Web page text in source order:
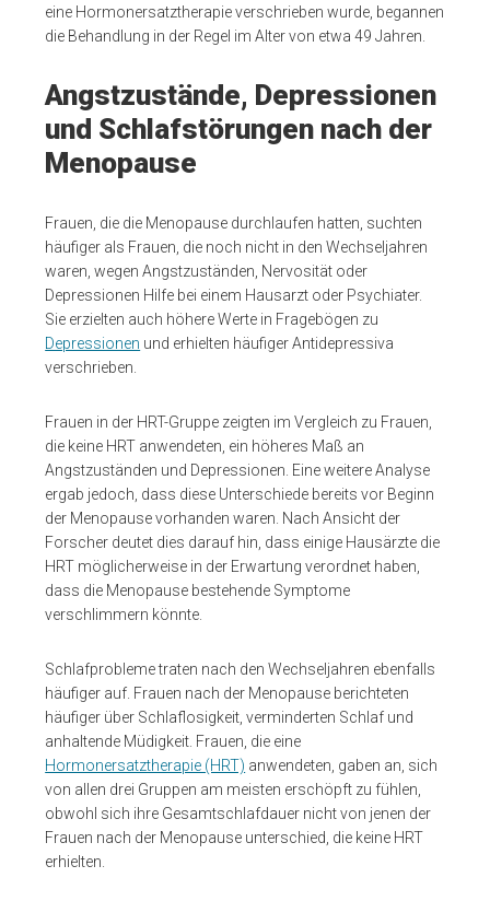
eine Hormonersatztherapie verschrieben wurde, begannen
die Behandlung in der Regel im Alter von etwa 49 Jahren.
Angstzustände, Depressionen
und Schlafstörungen nach der
Menopause
Frauen, die die Menopause durchlaufen hatten, suchten
häufiger als Frauen, die noch nicht in den Wechseljahren
waren, wegen Angstzuständen, Nervosität oder
Depressionen Hilfe bei einem Hausarzt oder Psychiater.
Sie erzielten auch höhere Werte in Fragebögen zu
Depressionen und erhielten häufiger Antidepressiva
verschrieben.
Frauen in der HRT-Gruppe zeigten im Vergleich zu Frauen,
die keine HRT anwendeten, ein höheres Maß an
Angstzuständen und Depressionen. Eine weitere Analyse
ergab jedoch, dass diese Unterschiede bereits vor Beginn
der Menopause vorhanden waren. Nach Ansicht der
Forscher deutet dies darauf hin, dass einige Hausärzte die
HRT möglicherweise in der Erwartung verordnet haben,
dass die Menopause bestehende Symptome
verschlimmern könnte.
Schlafprobleme traten nach den Wechseljahren ebenfalls
häufiger auf. Frauen nach der Menopause berichteten
häufiger über Schlaflosigkeit, verminderten Schlaf und
anhaltende Müdigkeit. Frauen, die eine
Hormonersatztherapie (HRT) anwendeten, gaben an, sich
von allen drei Gruppen am meisten erschöpft zu fühlen,
obwohl sich ihre Gesamtschlafdauer nicht von jenen der
Frauen nach der Menopause unterschied, die keine HRT
erhielten.